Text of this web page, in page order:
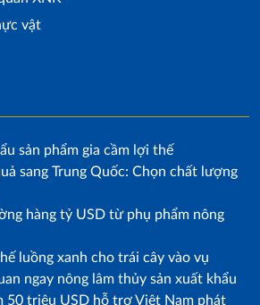
vật
sản phẩm gia cầm lợi thế
sang Trung Quốc: Chọn chất lượng
hàng tỷ USD từ phụ phẩm nông
luồng xanh cho trái cây vào vụ
ngay nông lâm thủy sản xuất khẩu
50 triệu USD hỗ trợ Việt Nam phát